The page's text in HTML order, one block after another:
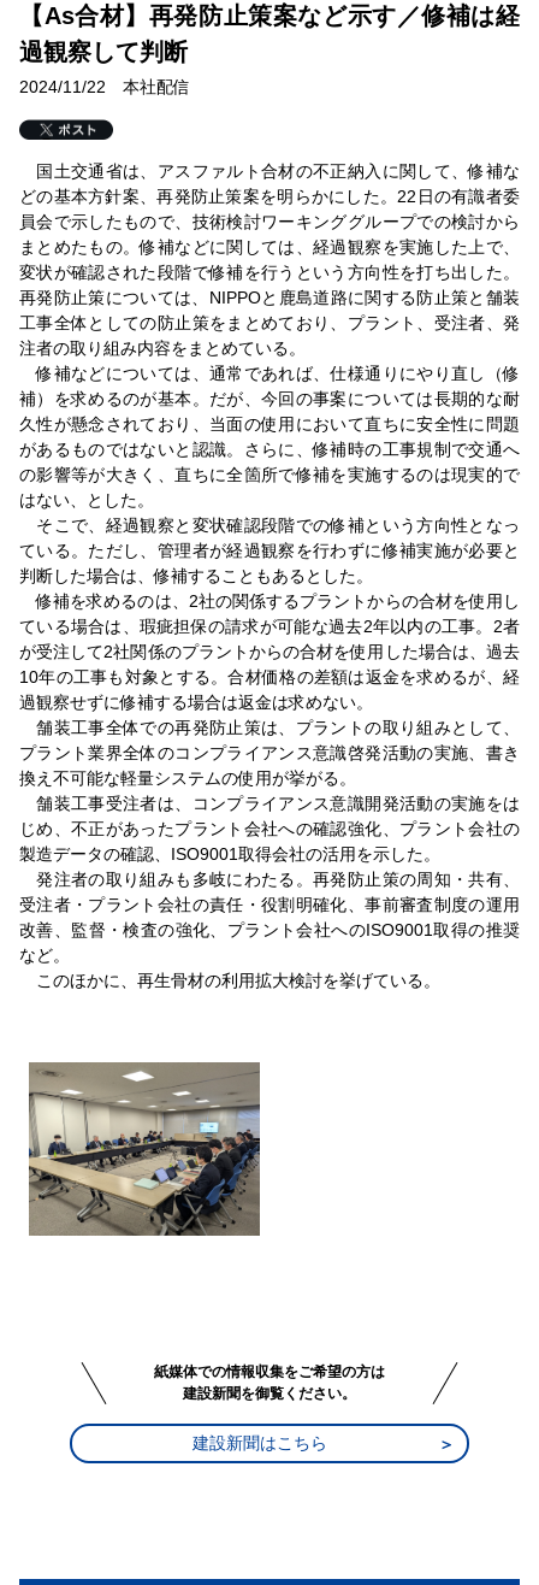
【As合材】再発防止策案など示す／修補は経
過観察して判断
2024/11/22 本社配信
国土交通省は、アスファルト合材の不正納入に関して、修補な
どの基本方針案、再発防止策案を明らかにした。22日の有識者委
員会で示したもので、技術検討ワーキンググループでの検討から
まとめたもの。修補などに関しては、経過観察を実施した上で、
変状が確認された段階で修補を行うという方向性を打ち出した。
再発防止策については、NIPPOと鹿島道路に関する防止策と舗装
工事全体としての防止策をまとめており、プラント、受注者、発
注者の取り組み内容をまとめている。
修補などについては、通常であれば、仕様通りにやり直し（修
補）を求めるのが基本。だが、今回の事案については長期的な耐
久性が懸念されており、当面の使用において直ちに安全性に問題
があるものではないと認識。さらに、修補時の工事規制で交通へ
の影響等が大きく、直ちに全箇所で修補を実施するのは現実的で
はない、とした。
そこで、経過観察と変状確認段階での修補という方向性となっ
ている。ただし、管理者が経過観察を行わずに修補実施が必要と
判断した場合は、修補することもあるとした。
修補を求めるのは、2社の関係するプラントからの合材を使用し
ている場合は、瑕疵担保の請求が可能な過去2年以内の工事。2者
が受注して2社関係のプラントからの合材を使用した場合は、過去
10年の工事も対象とする。合材価格の差額は返金を求めるが、経
過観察せずに修補する場合は返金は求めない。
舗装工事全体での再発防止策は、プラントの取り組みとして、
プラント業界全体のコンプライアンス意識啓発活動の実施、書き
換え不可能な軽量システムの使用が挙がる。
舗装工事受注者は、コンプライアンス意識開発活動の実施をは
じめ、不正があったプラント会社への確認強化、プラント会社の
製造データの確認、ISO9001取得会社の活用を示した。
発注者の取り組みも多岐にわたる。再発防止策の周知・共有、
受注者・プラント会社の責任・役割明確化、事前審査制度の運用
改善、監督・検査の強化、プラント会社へのISO9001取得の推奨
など。
このほかに、再生骨材の利用拡大検討を挙げている。
紙媒体での情報収集をご希望の方は
建設新聞を御覧ください。
建設新聞はこちら